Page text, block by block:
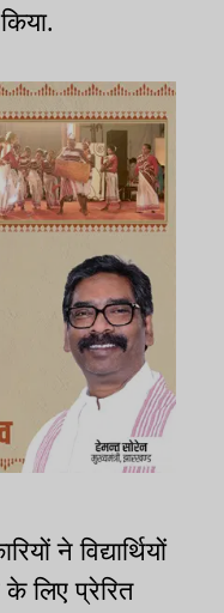
ने विद्यार्थियों
लिए प्रेरित